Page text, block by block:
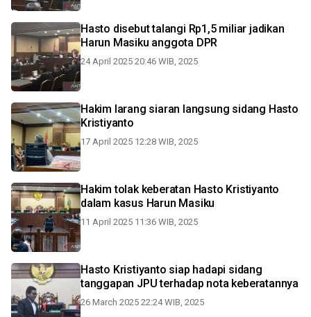
Hasto disebut talangi Rp1,5 miliar jadikan
Harun Masiku anggota DPR
24 April 2025 20:46 WIB, 2025
Hakim larang siaran langsung sidang Hasto
Kristiyanto
17 April 2025 12:28 WIB, 2025
Hakim tolak keberatan Hasto Kristiyanto
dalam kasus Harun Masiku
11 April 2025 11:36 WIB, 2025
Hasto Kristiyanto siap hadapi sidang
tanggapan JPU terhadap nota keberatannya
26 March 2025 22:24 WIB, 2025